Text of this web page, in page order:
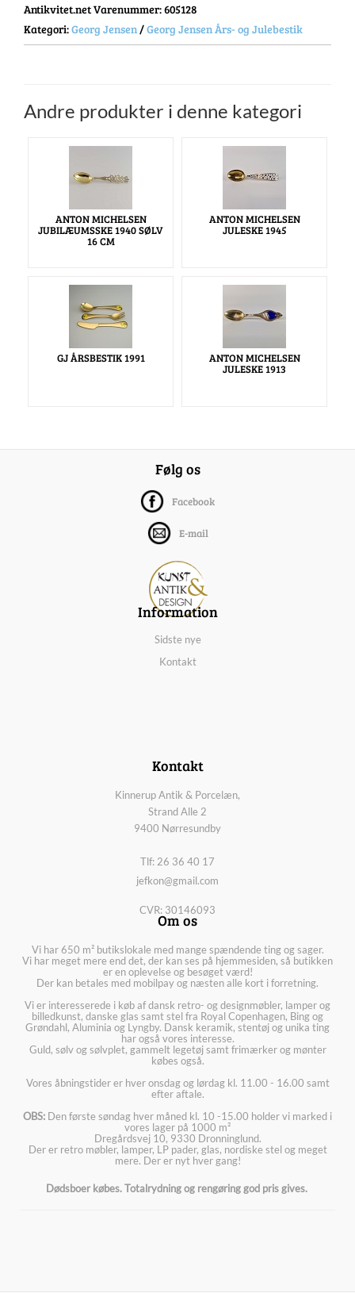
Antikvitet.net Varenummer: 605128
Kategori:Georg Jensen /Georg Jensen Års- og Julebestik
Andre produkter i denne kategori
ANTON MICHELSEN
JUBILÆUMSSKE 1940 SØLV
16 CM
ANTON MICHELSEN
JULESKE 1945
GJ ÅRSBESTIK 1991 ANTON MICHELSEN
JULESKE 1913
Følg os
Facebook
E-mail
Information
Sidste nye
Kontakt
Kontakt
Kinnerup Antik & Porcelæn,
Strand Alle 2
9400 Nørresundby
Tlf: 26 36 40 17
jefkon@gmail.com
CVR: 30146093
Om os
Vi har 650 m² butikslokale med mange spændende ting og sager.
Vi har meget mere end det, der kan ses på hjemmesiden, så butikken
er en oplevelse og besøget værd!
Der kan betales med mobilpay og næsten alle kort i forretning.
Vi er interesserede i køb af dansk retro- og designmøbler, lamper og
billedkunst, danske glas samt stel fra Royal Copenhagen, Bing og
Grøndahl, Aluminia og Lyngby. Dansk keramik, stentøj og unika ting
har også vores interesse.
Guld, sølv og sølvplet, gammelt legetøj samt frimærker og mønter
købes også.
Vores åbningstider er hver onsdag og lørdag kl. 11.00 - 16.00 samt
efter aftale.
OBS: Den første søndag hver måned kl. 10 -15.00 holder vi marked i
vores lager på 1000 m²
Dregårdsvej 10, 9330 Dronninglund.
Der er retro møbler, lamper, LP pader, glas, nordiske stel og meget
mere. Der er nyt hver gang!
Dødsboer købes. Totalrydning og rengøring god pris gives.